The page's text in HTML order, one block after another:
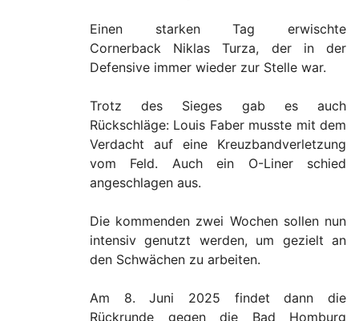
Einen starken Tag erwischte
Cornerback Niklas Turza, der in der
Defensive immer wieder zur Stelle war.
Trotz des Sieges gab es auch
Rückschläge: Louis Faber musste mit dem
Verdacht auf eine Kreuzbandverletzung
vom Feld. Auch ein O-Liner schied
angeschlagen aus.
Die kommenden zwei Wochen sollen nun
intensiv genutzt werden, um gezielt an
den Schwächen zu arbeiten.
Am 8. Juni 2025 findet dann die
Rückrunde gegen die Bad Homburg